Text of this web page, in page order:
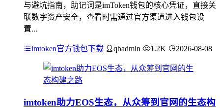
与避坑指南，助记词是imToken钱包的核心凭证，直接关
联数字资产安全，查看时需通过官方渠道进入钱包设
置...
imtoken官方钱包下载 qbadmin 1.2K 2026-08-08
imtoken助力EOS生态，从众筹到官网的生态构